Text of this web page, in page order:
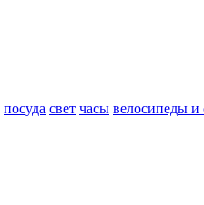
посуда свет часы велосипеды и